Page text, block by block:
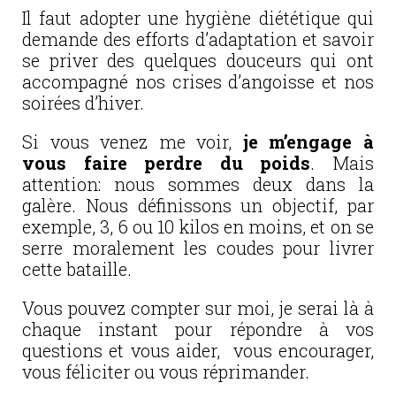
Il faut adopter une hygiène diététique qui
demande des efforts d’adaptation et savoir
se priver des quelques douceurs qui ont
accompagné nos crises d’angoisse et nos
soirées d’hiver.
Si vous venez me voir, je m’engage à
vous faire perdre du poids. Mais
attention: nous sommes deux dans la
galère. Nous définissons un objectif, par
exemple, 3, 6 ou 10 kilos en moins, et on se
serre moralement les coudes pour livrer
cette bataille.
Vous pouvez compter sur moi, je serai là à
chaque instant pour répondre à vos
questions et vous aider, vous encourager,
vous féliciter ou vous réprimander.